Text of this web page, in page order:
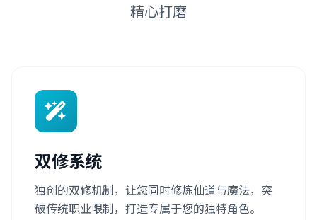
精心打磨
双修系统
独创的双修机制，让您同时修炼仙道与魔法，突
破传统职业限制，打造专属于您的独特角色。